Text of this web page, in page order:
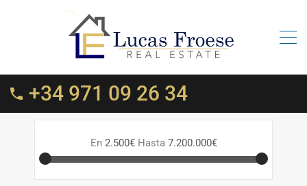
+34 971 09 26 34
En 2.500€ Hasta 7.200.000€